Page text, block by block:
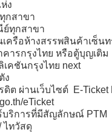
ง
กสาขา
ย์ทุกสาขา
เครือห้างสรรพสินค้าเซ็น
คารกรุงไทย หรือตู้บุญเติม
คชันกรุงไทย next
ง
ดิต ผ่านเว็บไซต์ E-Ticket
eTicket
บริการที่มีสัญลักษณ์ PTM
ไทวัสดุ